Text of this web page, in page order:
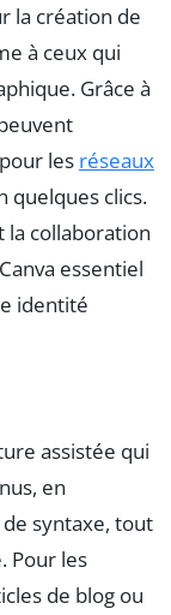
la création de
à ceux qui
Grâce à
les réseaux
quelques clics.
la collaboration
essentiel
identité
assistée qui
en
syntaxe, tout
Pour les
de blog ou